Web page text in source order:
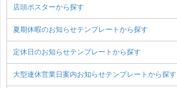
店頭ポスターから探す
夏期休暇のお知らせテンプレートから探す
定休日のお知らせテンプレートから探す
大型連休営業日案内お知らせテンプレートから探す